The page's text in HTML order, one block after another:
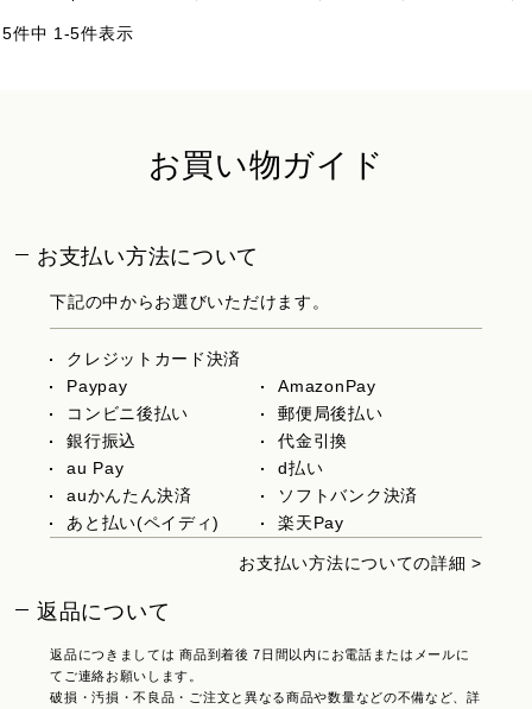
5件中 1 -5件表示
お買い物ガイド
お支払い方法について
下記の中からお選びいただけます。
クレジットカード決済
Paypay
AmazonPay
コンビニ後払い
郵便局後払い
銀行振込
代金引換
au Pay
d払い
auかんたん決済
ソフトバンク決済
あと払い(ペイディ)
楽天Pay
お支払い方法についての詳細 >
返品について
返品につきましては 商品到着後 7日間以内にお電話またはメールに
てご連絡お願いします。
破損・汚損・不良品・ご注文と異なる商品や数量などの不備など、詳